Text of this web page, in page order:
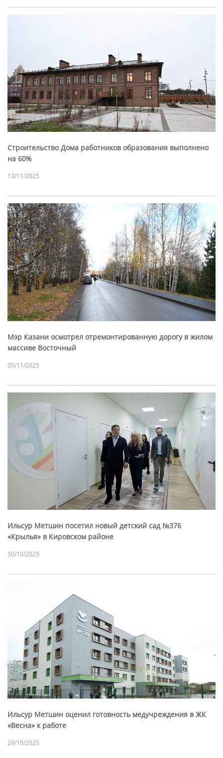
Строительство Дома работников образования выполнено
на 60%
13/11/2025
Мэр Казани осмотрел отремонтированную дорогу в жилом
массиве Восточный
05/11/2025
Ильсур Метшин посетил новый детский сад №376
«Крылья» в Кировском районе
30/10/2025
Ильсур Метшин оценил готовность медучреждения в ЖК
«Весна» к работе
29/10/2025